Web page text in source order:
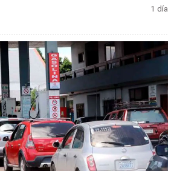
1 día